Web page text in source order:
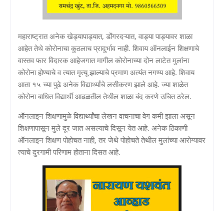
महाराष्ट्रात अनेक खेड्यापाड्यात, डोंगरदऱ्यात, वाड्या पाड्यावर शाळा
आहेत तेथे कोरोनाचा कुठलाच प्रादुर्भाव नाही. शिवाय ऑनलाईन शिक्षणाचे
वास्तव फार विदारक आहेजगात मागील कोरोनाच्या दोन लाटेत मुलांना
कोरोना होण्याचे व त्यात मृत्यू झाल्याचे प्रमाण अत्यंत नगण्य आहे. शिवाय
आता १५ च्या पुढे अनेक विद्यार्थ्यांचे लसीकरण झाले आहे. ज्या शाळेत
कोरोना बाधित विद्यार्थी आढळतील तेथील शाळा बंद करणे उचित ठरेल.
ऑनलाइन शिक्षणामुळे विद्यार्थ्यांचा लेखन वाचनाचा वेग कमी झाला असून
शिक्षणापासून मुले दूर जात असल्याचे दिसून येत आहे. अनेक ठिकाणी
ऑनलाइन शिक्षण पोहोचत नाही, तर जेथे पोहोचते तेथील मुलांच्या आरोग्यावर
त्याचे दुरगामी परिणाम होताना दिसत आहे.